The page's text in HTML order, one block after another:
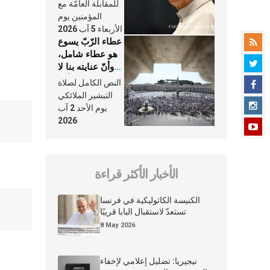
الكنيسة
للمقابلة العامّة مع
المؤمنين يوم
الأربعاء 5 آب 2026
عطاء الرّبّ يسوع
هو عطاء شامل،
وأنّ عنايته بنا لا
تغيب عنّا أبدًا
النص الكامل لصلاة
التبشير الملائكي
يوم الأحد 2 آب
2026
الأخبار الأكثر قراءة
الكنيسة الكاثوليكية في فرنسا
تستعدّ لاستقبال البابا قريبًا
8 May 2026
نيجيريا: تضليل إعلامي لإخفاء